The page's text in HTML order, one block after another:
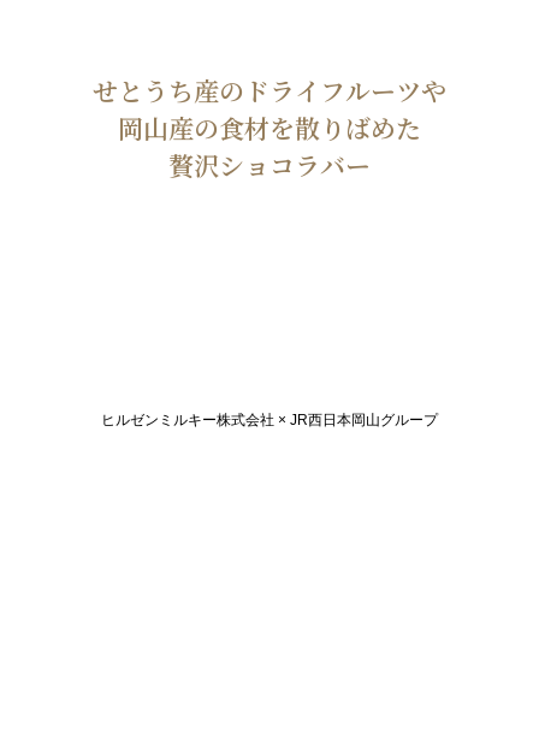
せとうち産のドライフルーツや
岡山産の食材を散りばめた
贅沢ショコラバー
ヒルゼンミルキー株式会社 × JR西日本岡山グループ